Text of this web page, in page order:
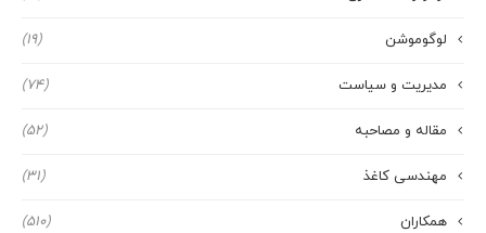
لوگوموشن (19)
مدیریت و سیاست (74)
مقاله و مصاحبه (52)
مهندسی کاغذ (31)
همکاران (510)